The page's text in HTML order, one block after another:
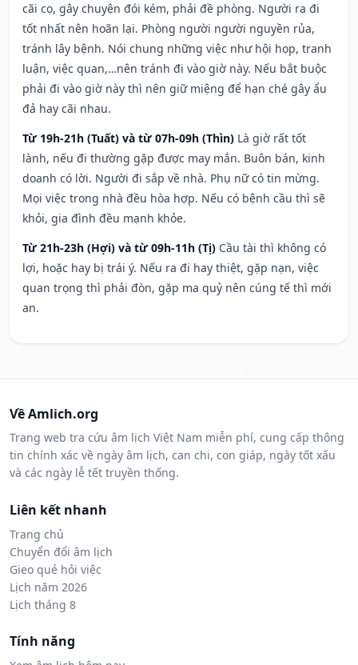
cãi cọ, gây chuyện đói kém, phải đề phòng. Người ra đi
tốt nhất nên hoãn lại. Phòng người người nguyền rủa,
tránh lây bệnh. Nói chung những việc như hội họp, tranh
luận, việc quan,…nên tránh đi vào giờ này. Nếu bắt buộc
phải đi vào giờ này thì nên giữ miệng để hạn ché gây ẩu
đả hay cãi nhau.
Từ 19h-21h (Tuất) và từ 07h-09h (Thìn) Là giờ rất tốt
lành, nếu đi thường gặp được may mắn. Buôn bán, kinh
doanh có lời. Người đi sắp về nhà. Phụ nữ có tin mừng.
Mọi việc trong nhà đều hòa hợp. Nếu có bệnh cầu thì sẽ
khỏi, gia đình đều mạnh khỏe.
Từ 21h-23h (Hợi) và từ 09h-11h (Tị) Cầu tài thì không có
lợi, hoặc hay bị trái ý. Nếu ra đi hay thiệt, gặp nạn, việc
quan trọng thì phải đòn, gặp ma quỷ nên cúng tế thì mới
an.
Về Amlich.org
Trang web tra cứu âm lịch Việt Nam miễn phí, cung cấp thông
tin chính xác về ngày âm lịch, can chi, con giáp, ngày tốt xấu
và các ngày lễ tết truyền thống.
Liên kết nhanh
Trang chủ
Chuyển đổi âm lịch
Gieo quẻ hỏi việc
Lịch năm 2026
Lịch tháng 8
Tính năng